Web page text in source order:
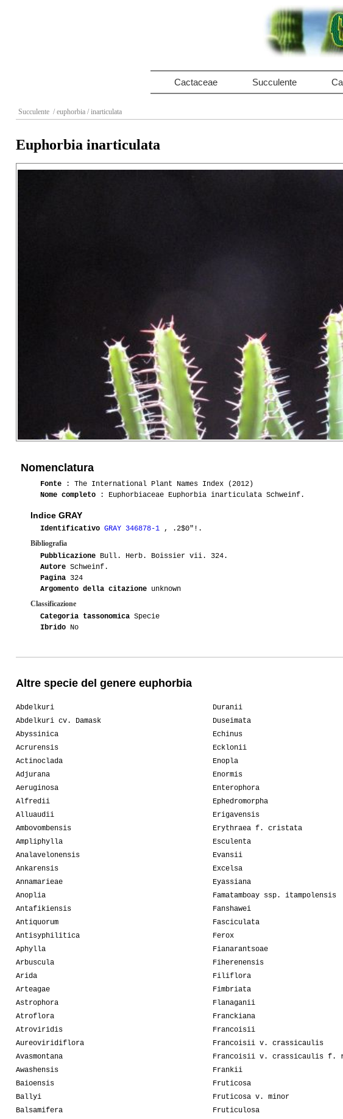
Cactaceae Succulente
Succulente / euphorbia / inarticulata
Euphorbia inarticulata
Nomenclatura
Fonte : The International Plant Names Index (2012)
Nome completo : Euphorbiaceae Euphorbia inarticulata Schweinf.
Indice GRAY
Identificativo GRAY 346878-1 , .2$0"!.
Bibliografia
Pubblicazione Bull. Herb. Boissier vii. 324.
Autore Schweinf.
Pagina 324
Argomento della citazione unknown
Classificazione
Categoria tassonomica Specie
Ibrido No
Altre specie del genere euphorbia
Abdelkuri
Abdelkuri cv. Damask
Abyssinica
Acrurensis
Actinoclada
Adjurana
Aeruginosa
Alfredii
Alluaudii
Ambovombensis
Ampliphylla
Analavelonensis
Ankarensis
Annamarieae
Anoplia
Antafikiensis
Antiquorum
Antisyphilitica
Aphylla
Arbuscula
Arida
Arteagae
Astrophora
Atroflora
Atroviridis
Aureoviridiflora
Avasmontana
Awashensis
Baioensis
Ballyi
Balsamifera
Duranii
Duseimata
Echinus
Ecklonii
Enopla
Enormis
Enterophora
Ephedromorpha
Erigavensis
Erythraea f. cristata
Esculenta
Evansii
Excelsa
Eyassiana
Famatamboay ssp. itampolensis
Fanshawei
Fasciculata
Ferox
Fianarantsoae
Fiherenensis
Filiflora
Fimbriata
Flanaganii
Franckiana
Francoisii
Francoisii v. crassicaulis
Francoisii v. crassicaulis f.
Frankii
Fruticosa
Fruticosa v. minor
Fruticulosa